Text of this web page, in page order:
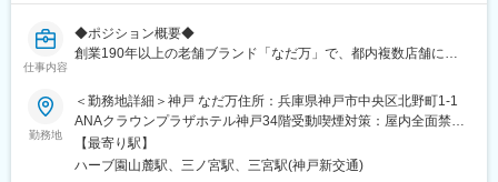
仕事内容
◆ポジション概要◆
創業190年以上の老舗ブランド「なだ万」で、都内複数店舗にて
す。
■業務詳細：
○お客様のお出迎え・お席へご案内
○オーダー受付
勤務地
＜勤務地詳細＞神戸 なだ万住所：兵庫県神戸市中央区北野町1-1
ANAクラウンプラザホテル神戸34階受動喫煙対策：屋内全面禁煙
変更の範囲：会社の定める事業所
【最寄り駅】
ハーブ園山麓駅、三ノ宮駅、三宮駅(神戸新交通)